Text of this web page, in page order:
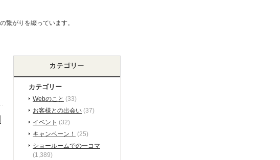
カテゴリー
Webのこと (33)
お客様との出会い (37)
イベント (32)
キャンペーン！ (25)
ショールームでの一コマ
(1,389)